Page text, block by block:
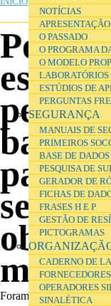
NOTÍCIAS
APRESENTAÇÃO
O PASSADO
O PROGRAMA
O MODELO
ESTÚDIOS DE
PERGUNTAS
SEGURANÇA
MANUAIS DE
PRIMEIROS
BASE DE
PESQUISA DE
GERADOR DE
FICHAS DE
FRASES H E P
GESTÃO DE
PICTOGRAMAS
CADERNO DE
FORNECEDORES
OPERADORES
SINALÉTICA
pernas
para
Foram pensadas duas